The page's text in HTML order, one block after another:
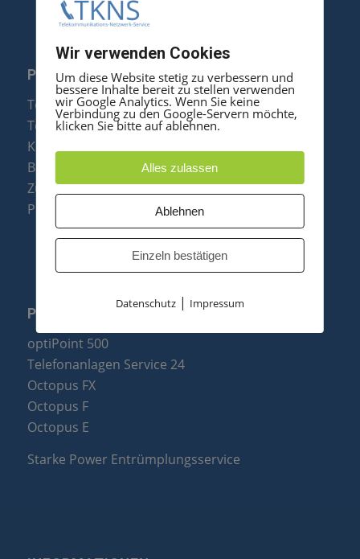
PRODUKTE
Telefonanlagen
Telefone
Konftel Konferenztelefone
Baugruppen
Zubehör & Ersatzteile
Produktzusammenfassung
PARTNER
optiPoint 500
Telefonanlagen Service 24
Octopus FX
Octopus F
Octopus E
Starke Power Entrümplungsservice
Wir verwenden Cookies
Um diese Website stetig zu verbessern und
bessere Inhalte bereit zu stellen verwenden
wir Google Analytics. Wenn Sie keine
Verbindung zu den Google-Servern möchte,
klicken Sie bitte auf ablehnen.
Alles zulassen
Ablehnen
Einzeln bestätigen
Datenschutz| Impressum